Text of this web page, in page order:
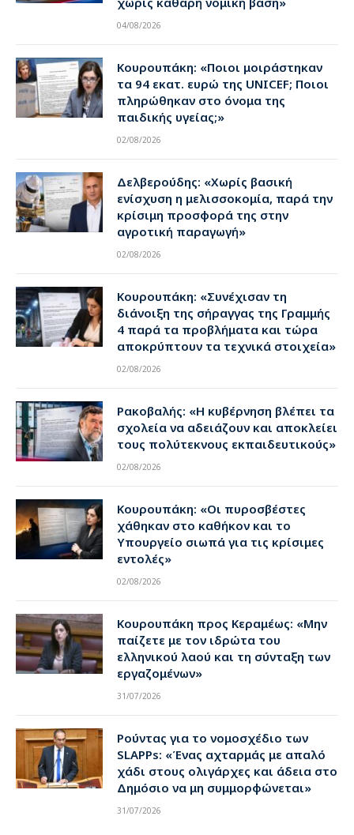
04/08/2026
Κουρουπάκη: «Ποιοι μοιράστηκαν
τα 94 εκατ. ευρώ της UNICEF; Ποιοι
πληρώθηκαν στο όνομα της
παιδικής υγείας;»
02/08/2026
Δελβερούδης: «Χωρίς βασική
ενίσχυση η μελισσοκομία, παρά την
κρίσιμη προσφορά της στην
αγροτική παραγωγή»
02/08/2026
Κουρουπάκη: «Συνέχισαν τη
διάνοιξη της σήραγγας της Γραμμής
4 παρά τα προβλήματα και τώρα
αποκρύπτουν τα τεχνικά στοιχεία»
02/08/2026
Ρακοβαλής: «Η κυβέρνηση βλέπει τα
σχολεία να αδειάζουν και αποκλείει
τους πολύτεκνους εκπαιδευτικούς»
02/08/2026
Κουρουπάκη: «Οι πυροσβέστες
χάθηκαν στο καθήκον και το
Υπουργείο σιωπά για τις κρίσιμες
εντολές»
02/08/2026
Κουρουπάκη προς Κεραμέως: «Μην
παίζετε με τον ιδρώτα του
ελληνικού λαού και τη σύνταξη των
εργαζομένων»
31/07/2026
Ρούντας για το νομοσχέδιο των
SLAPPs: «Ένας αχταρμάς με απαλό
χάδι στους ολιγάρχες και άδεια στο
Δημόσιο να μη συμμορφώνεται»
31/07/2026